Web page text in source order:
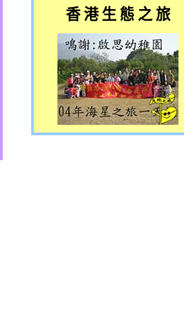
香 港 生 態 之 旅